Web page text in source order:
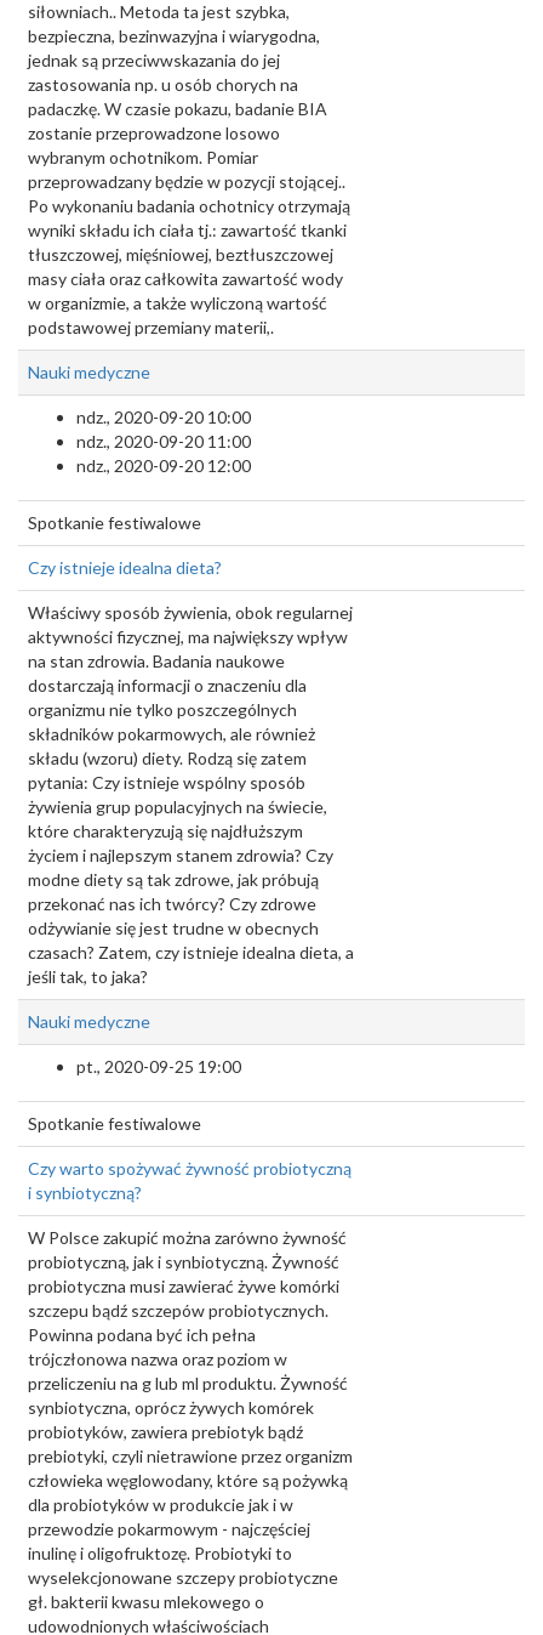
siłowniach.. Metoda ta jest szybka,
bezpieczna, bezinwazyjna i wiarygodna,
jednak są przeciwwskazania do jej
zastosowania np. u osób chorych na
padaczkę. W czasie pokazu, badanie BIA
zostanie przeprowadzone losowo
wybranym ochotnikom. Pomiar
przeprowadzany będzie w pozycji stojącej..
Po wykonaniu badania ochotnicy otrzymają
wyniki składu ich ciała tj.: zawartość tkanki
tłuszczowej, mięśniowej, beztłuszczowej
masy ciała oraz całkowita zawartość wody
w organizmie, a także wyliczoną wartość
podstawowej przemiany materii,.
Nauki medyczne
ndz., 2020-09-20 10:00
ndz., 2020-09-20 11:00
ndz., 2020-09-20 12:00
Spotkanie festiwalowe
Czy istnieje idealna dieta?
Właściwy sposób żywienia, obok regularnej
aktywności fizycznej, ma największy wpływ
na stan zdrowia. Badania naukowe
dostarczają informacji o znaczeniu dla
organizmu nie tylko poszczególnych
składników pokarmowych, ale również
składu (wzoru) diety. Rodzą się zatem
pytania: Czy istnieje wspólny sposób
żywienia grup populacyjnych na świecie,
które charakteryzują się najdłuższym
życiem i najlepszym stanem zdrowia? Czy
modne diety są tak zdrowe, jak próbują
przekonać nas ich twórcy? Czy zdrowe
odżywianie się jest trudne w obecnych
czasach? Zatem, czy istnieje idealna dieta, a
jeśli tak, to jaka?
Nauki medyczne
pt., 2020-09-25 19:00
Spotkanie festiwalowe
Czy warto spożywać żywność probiotyczną
i synbiotyczną?
W Polsce zakupić można zarówno żywność
probiotyczną, jak i synbiotyczną. Żywność
probiotyczna musi zawierać żywe komórki
szczepu bądź szczepów probiotycznych.
Powinna podana być ich pełna
trójczłonowa nazwa oraz poziom w
przeliczeniu na g lub ml produktu. Żywność
synbiotyczna, oprócz żywych komórek
probiotyków, zawiera prebiotyk bądź
prebiotyki, czyli nietrawione przez organizm
człowieka węglowodany, które są pożywką
dla probiotyków w produkcie jak i w
przewodzie pokarmowym - najczęściej
inulinę i oligofruktozę. Probiotyki to
wyselekcjonowane szczepy probiotyczne
gł. bakterii kwasu mlekowego o
udowodnionych właściwościach